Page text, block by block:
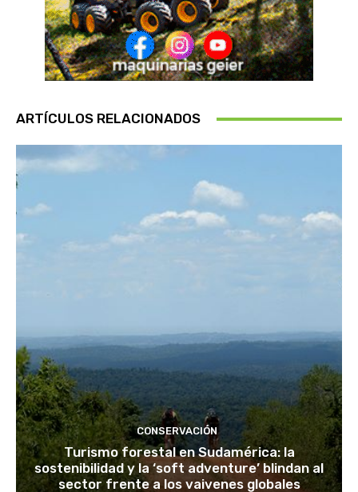
ARTÍCULOS RELACIONADOS
CONSERVACIÓN
Turismo forestal en Sudamérica: la
sostenibilidad y la ‘soft adventure’ blindan al
sector frente a los vaivenes globales